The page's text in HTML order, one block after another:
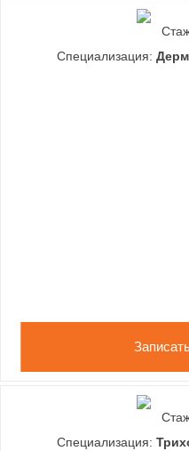
Специализация:
Специализация: